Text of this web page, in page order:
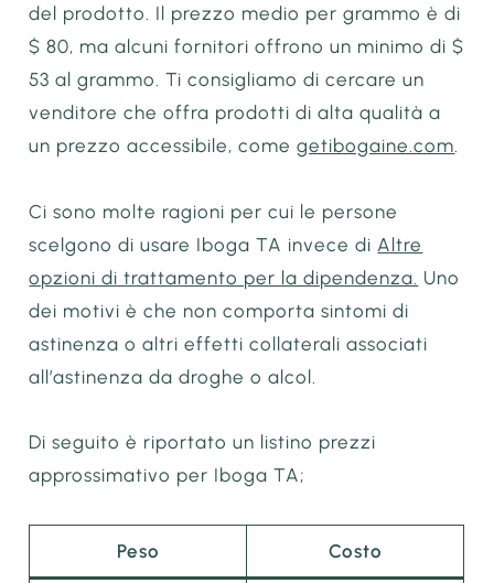
del prodotto. Il prezzo medio per grammo è di
$ 80, ma alcuni fornitori offrono un minimo di $
53 al grammo. Ti consigliamo di cercare un
venditore che offra prodotti di alta qualità a
un prezzo accessibile, comegetibogaine.com
Ci sono molte ragioni per cui le persone
scelgono di usare Iboga TA invece di Altre
opzioni di trattamento per la dipendenza. Uno
dei motivi è che non comporta sintomi di
astinenza o altri effetti collaterali associati
all’astinenza da droghe o alcol.
Di seguito è riportato un listino prezzi
approssimativo per Iboga TA;
Peso Costo